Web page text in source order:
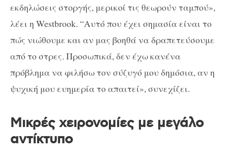
εκδηλώσεις στοργής, μερικοί τις θεωρούν ταμπού»,
λέει η Westbrook. “Αυτό που έχει σημασία είναι το
πώς νιώθουμε και αν μας βοηθά να δραπετεύσουμε
από το στρες. Προσωπικά, δεν έχω κανένα
πρόβλημα να φιλήσω τον σύζυγό μου δημόσια, αν η
ψυχική μου ευημερία το απαιτεί», συνεχίζει.
Μικρές χειρονομίες με μεγάλο
αντίκτυπο